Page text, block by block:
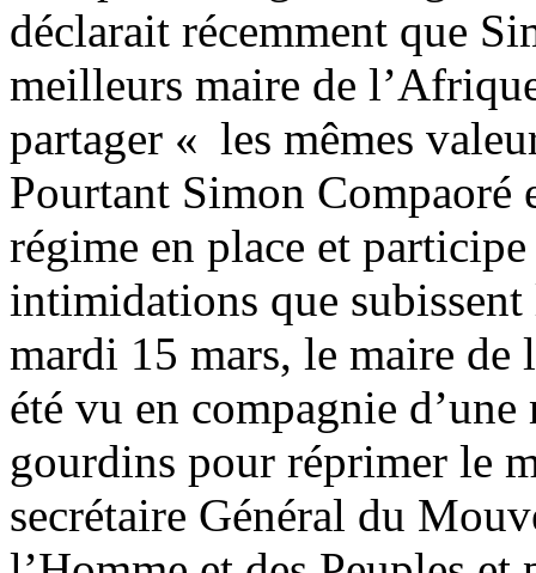
déclarait récemment que
meilleurs maire de
partager « les mêmes
Pourtant Simon
régime en place et
intimidations que
mardi 15 mars, le maire de
été vu en compagnie
gourdins pour réprimer le
secrétaire Général du